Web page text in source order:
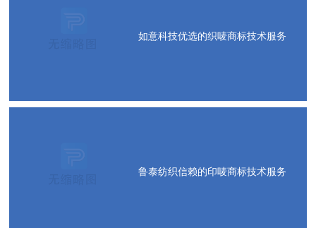
如意科技优选的织唛商标技术服务
鲁泰纺织信赖的印唛商标技术服务